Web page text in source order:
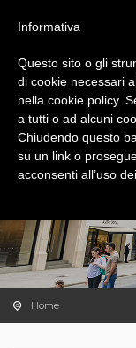
Home
Informativa
Questo sito o gli
di cookie necessari
nella cookie policy.
a tutti o ad alcuni
Chiudendo questo
su un link o
acconsenti all’uso